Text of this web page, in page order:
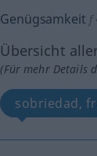
Genügsamkeit f
Übersicht
(Für mehr Details
sobriedad,